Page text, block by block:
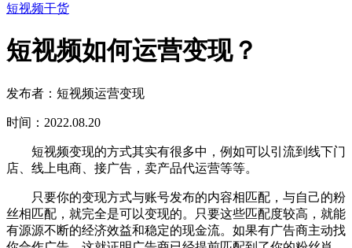
短视频干货
短视频如何运营变现？
发布者：短视频运营变现
时间：2022.08.20
短视频变现的方式其实有很多中，例如可以引流到线下门
店、线上电商、接广告，卖产品代运营等等。
只要你的变现方式与账号发布的内容相匹配，与自己的粉
丝相匹配，就完全是可以变现的。只要这些匹配度较高，就能
有源源不断的经济效益和稳定的现金流。如果有广告商主动找